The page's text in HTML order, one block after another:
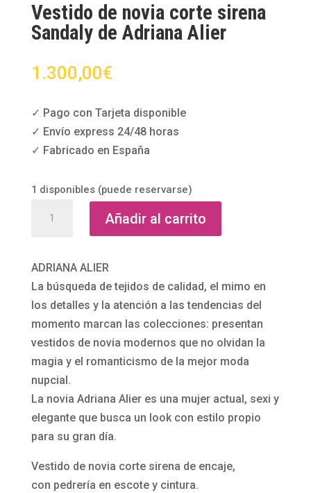
Vestido de novia corte sirena
Sandaly de Adriana Alier
1.300,00€
✓ Pago con Tarjeta disponible
✓ Envío express 24/48 horas
✓ Fabricado en España
1 disponibles (puede reservarse)
corte
sirena
Sandaly
de
Adriana
Alier
cantidad
Añadir al carrito
ADRIANA ALIER
La búsqueda de tejidos de calidad, el mimo en
los detalles y la atención a las tendencias del
momento marcan las colecciones: presentan
vestidos de novia modernos que no olvidan la
magia y el romanticismo de la mejor moda
nupcial.
La novia Adriana Alier es una mujer actual, sexi y
elegante que busca un look con estilo propio
para su gran día.
Vestido de novia corte sirena de encaje,
con pedrería en escote y cintura.